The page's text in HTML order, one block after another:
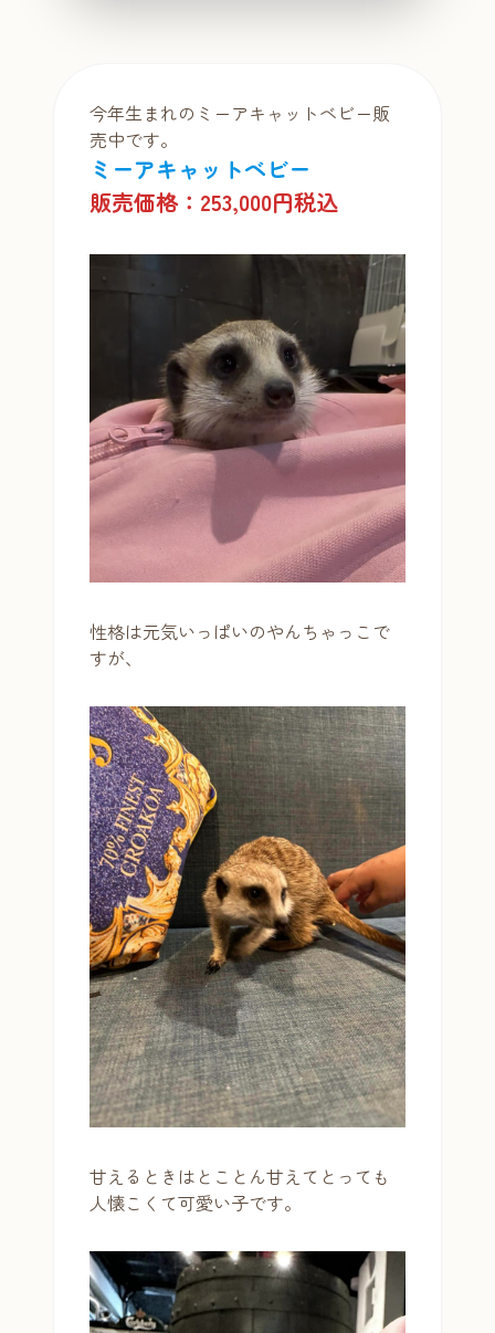
今年生まれのミーアキャットベビー販
売中です。
ミーアキャットベビー
販売価格：253,000円税込
性格は元気いっぱいのやんちゃっこで
すが、
甘えるときはとことん甘えてとっても
人懐こくて可愛い子です。